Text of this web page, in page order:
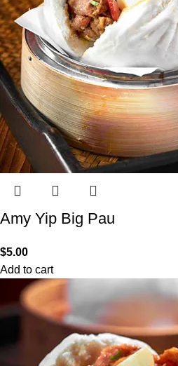
Amy Yip Big Pau
$5.00
Add to cart